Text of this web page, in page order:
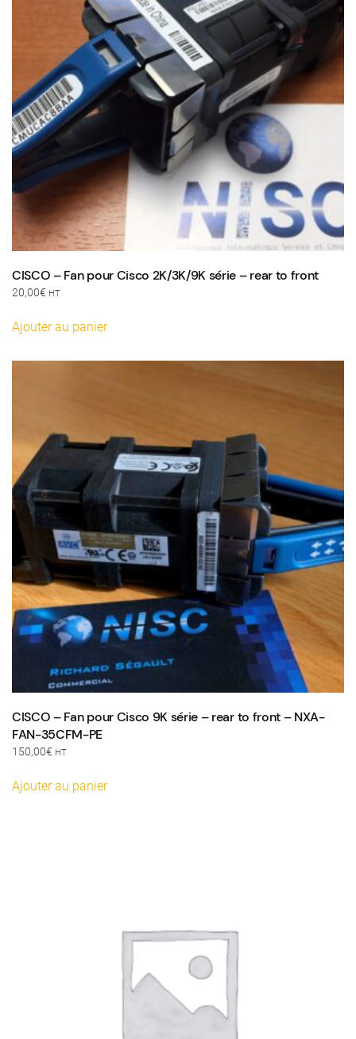
CISCO – Fan pour Cisco 2K/3K/9K série – rear to front
20,00€ HT
Ajouter au panier
CISCO – Fan pour Cisco 9K série – rear to front – NXA-
FAN-35CFM-PE
150,00€ HT
Ajouter au panier